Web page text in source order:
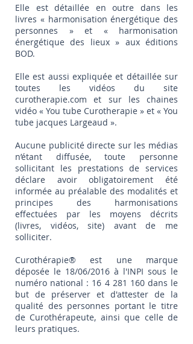
Elle est détaillée en outre dans les
livres « harmonisation énergétique des
personnes » et « harmonisation
énergétique des lieux » aux éditions
BOD.
Elle est aussi expliquée et détaillée sur
toutes les vidéos du site
curotherapie.com et sur les chaines
vidéo « You tube Curotherapie » et « You
tube jacques Largeaud ».
Aucune publicité directe sur les médias
n’étant diffusée, toute personne
sollicitant les prestations de services
déclare avoir obligatoirement été
informée au préalable des modalités et
principes des harmonisations
effectuées par les moyens décrits
(livres, vidéos, site) avant de me
solliciter.
Curothérapie® est une marque
déposée le 18/06/2016 à l'INPI sous le
numéro national : 16 4 281 160dans le
but de préserver et d'attester de la
qualité des personnes portant le titre
de Curothérapeute, ainsi que celle de
leurs pratiques.